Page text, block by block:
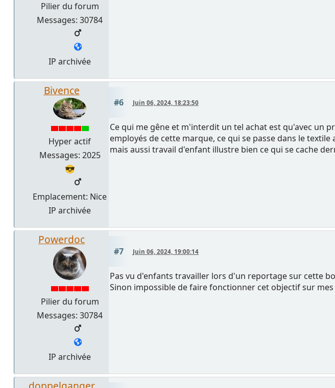
Pilier du forum
Messages: 30784
IP archivée
Bivence
Hyper actif
Messages: 2025
😎
Emplacement: Nice
IP archivée
#6 Juin 06, 2024, 18:23:50
Ce qui me gêne et m'interdit un tel achat est qu'avec un
employés de cette marque, ce qui se passe dans le
mais aussi travail d'enfant illustre bien ce qui se cache
Powerdoc
Pilier du forum
Messages: 30784
IP archivée
#7 Juin 06, 2024, 19:00:14
Pas vu d'enfants travailler lors d'un reportage sur cette
Sinon impossible de faire fonctionner cet objectif sur mes